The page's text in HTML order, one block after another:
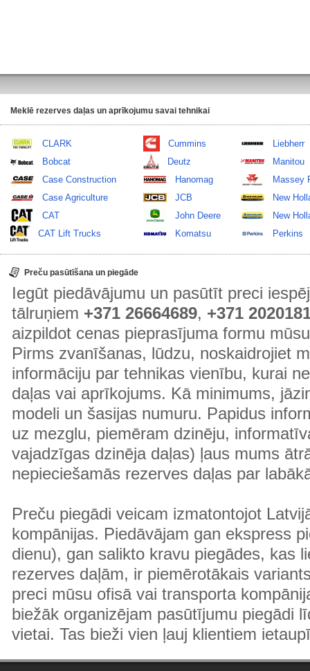
Meklē rezerves daļas un aprīkojumu savai tehnikai
CLARK
Bobcat
Case Construction
Case Agriculture
CAT
CAT Lift Trucks
Cummins
Deutz
Hanomag
JCB
John Deere
Komatsu
Liebherr
Manitou
Massey
New
New
Perkins
Preču pasūtīšana un piegāde
Iegūt piedāvājumu un pasūtīt preci
tālruņiem +371 26664689, +371
aizpildot cenas pieprasījuma formu
Pirms zvanīšanas, lūdzu, noskaidrojiet
informāciju par tehnikas vienību, kurai
daļas vai aprīkojums. Kā minimums,
modeli un šasijas numuru. Papidus
uz mezglu, piemēram dzinēju,
vajadzīgas dzinēja daļas) ļaus mums
nepieciešamās rezerves daļas par
Preču piegādi veicam izmatontojot
kompānijas. Piedāvājam gan ekspress
dienu), gan salikto kravu piegādes, kas
rezerves daļām, ir piemērotākais
preci mūsu ofisā vai transporta
biežāk organizējam pasūtījumu piegādi
vietai. Tas bieži vien ļauj klientiem